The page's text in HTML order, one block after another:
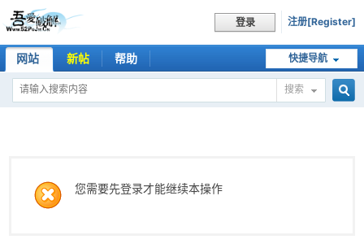
登录 注册[Register]
快捷导航
网站 新帖 帮助
搜索
您需要先登录才能继续本操作